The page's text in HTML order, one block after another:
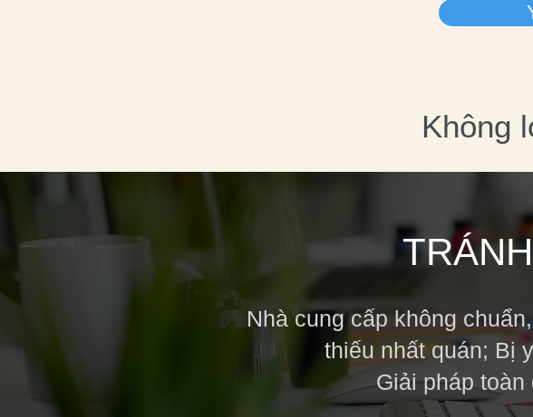
Không
Nhà cung cấp không
thiếu nhất quán; Bị
Giải pháp toàn